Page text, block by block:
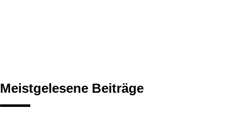
Meistgelesene Beiträge